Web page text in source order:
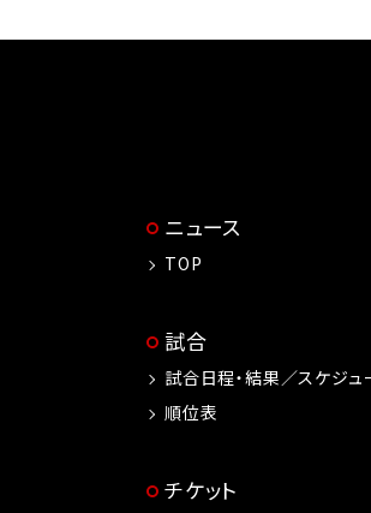
ニュース
TOP
試合
試合日程・結果／スケジュ
順位表
チケット